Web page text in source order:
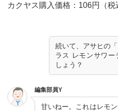
カクヤス購入価格：106円（税
続いて、アサヒの
ラス レモンサワー
しょう？
編集部員Y
甘いねー。これはレモ